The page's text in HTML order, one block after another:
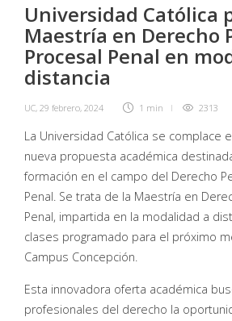
Universidad Católica
Maestría en Derecho
Procesal Penal en
distancia
UC, 29 febrero, 2024 1 min 2313
La Universidad Católica se complace
nueva propuesta académica
formación en el campo del Derecho
Penal. Se trata de la Maestría en
Penal, impartida en la modalidad a
clases programado para el próximo
Campus Concepción.
Esta innovadora oferta académica
profesionales del derecho la